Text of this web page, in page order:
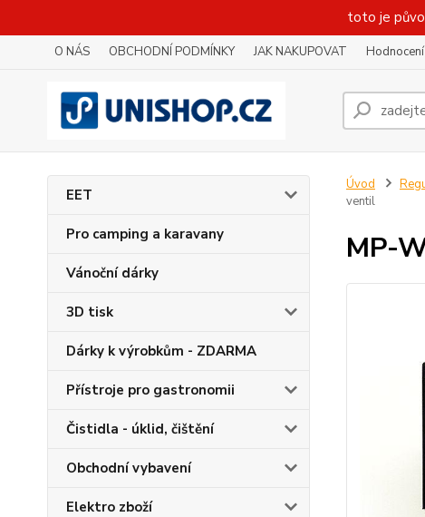
toto je
O NÁS OBCHODNÍ PODMÍNKY JAK NAKUPOVAT
EET
Pro camping a karavany
Vánoční dárky
3D tisk
Dárky k výrobkům - ZDARMA
Přístroje pro gastronomii
Čistidla - úklid, čištění
Obchodní vybavení
Elektro zboží
Úvod
ventil
MP-